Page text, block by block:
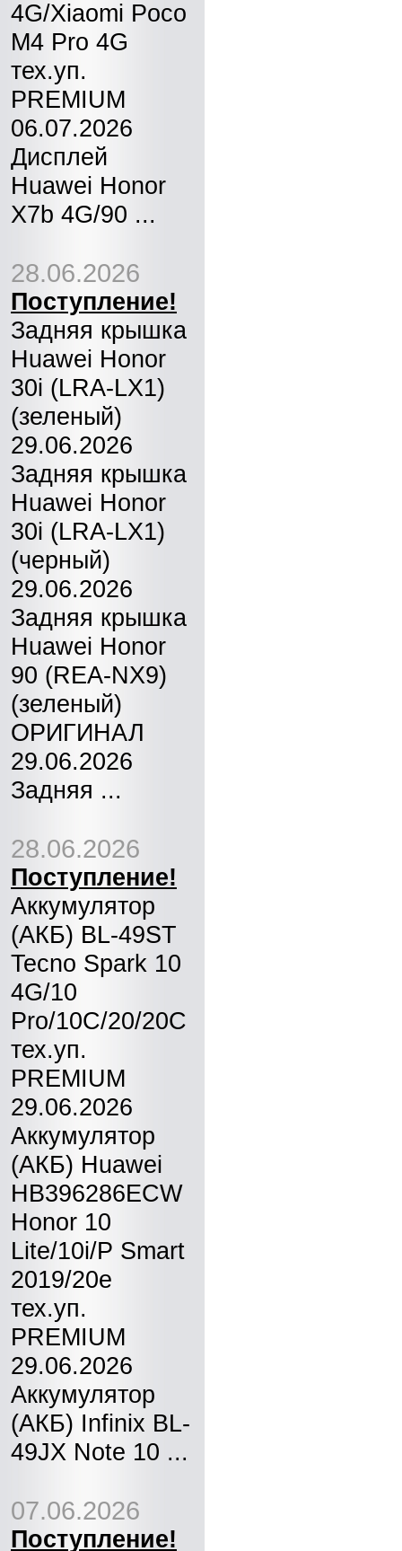
4G/Xiaomi Poco
M4 Pro 4G
тех.уп.
PREMIUM
06.07.2026
Дисплей
Huawei Honor
X7b 4G/90 ...
28.06.2026
Поступление!
Задняя крышка
Huawei Honor
30i (LRA-LX1)
(зеленый)
29.06.2026
Задняя крышка
Huawei Honor
30i (LRA-LX1)
(черный)
29.06.2026
Задняя крышка
Huawei Honor
90 (REA-NX9)
(зеленый)
ОРИГИНАЛ
29.06.2026
Задняя ...
28.06.2026
Поступление!
Аккумулятор
(АКБ) BL-49ST
Tecno Spark 10
4G/10
Pro/10C/20/20C
тех.уп.
PREMIUM
29.06.2026
Аккумулятор
(АКБ) Huawei
HB396286ECW
Honor 10
Lite/10i/P Smart
2019/20e
тех.уп.
PREMIUM
29.06.2026
Аккумулятор
(АКБ) Infinix BL-
49JX Note 10 ...
07.06.2026
Поступление!